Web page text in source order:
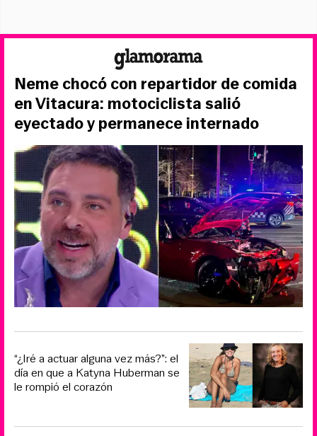
Neme chocó con repartidor de comida
en Vitacura: motociclista salió
eyectado y permanece internado
“¿Iré a actuar alguna vez más?”: el
día en que a Katyna Huberman se
le rompió el corazón